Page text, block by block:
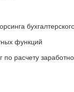
функций
по расчету